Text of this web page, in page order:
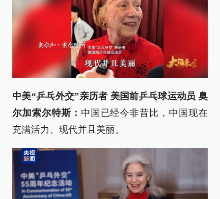
中美“乒乓外交”亲历者 美国前乒乓球运动员 奥
尔加索尔特斯： 中国已经今非昔比，中国现在
充满活力、现代并且美丽。